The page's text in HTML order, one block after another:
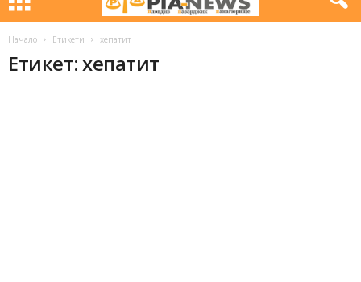
Начало Етикети хепатит
Етикет: хепатит